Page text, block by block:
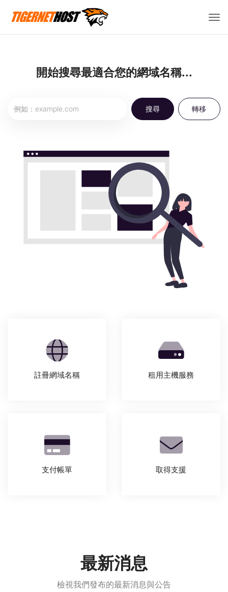
切
開始搜尋最適合您的網域名稱...
註冊網域名稱 租用主機服務
支付帳單 取得支援
最新消息
檢視我們發布的最新消息與公告